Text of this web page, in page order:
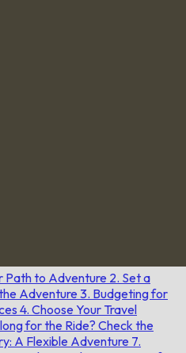
Path to Adventure 2. Set a
Adventure 3. Budgeting for
4. Choose Your Travel
for the Ride? Check the
A Flexible Adventure 7.